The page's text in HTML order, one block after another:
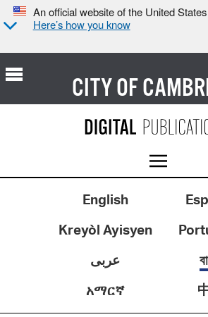
An official website of the United
Here’s how you know
CITY OF
English
Kreyòl Ayisyen
عربى
አማርኛ